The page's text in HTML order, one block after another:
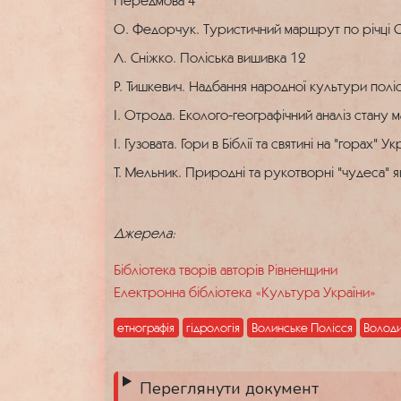
О. Федорчук. Туристичний маршрут по річці
Л. Сніжко. Поліська вишивка 12
Р. Тишкевич. Надбання народної культури
І. Отрода. Еколого-географічний аналіз
І. Гузовата. Гори в Біблії та святині на "горах"
Т. Мельник. Природні та рукотворні "чудеса"
Джерела:
Бібліотека творів авторів Рівненщини
Електронна бібліотека «Культура України»
етнографія гідрологія Волинське Полісся
Переглянути документ